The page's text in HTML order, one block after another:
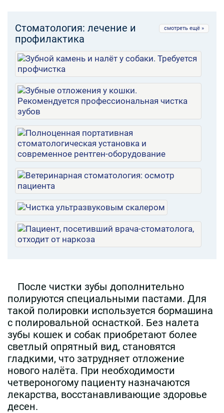
смотреть ещё »
Стоматология: лечение и
профилактика
После чистки зубы дополнительно
полируются специальными пастами. Для
такой полировки используется бормашина
с полировальной оснасткой. Без налета
зубы кошек и собак приобретают более
светлый опрятный вид, становятся
гладкими, что затрудняет отложение
нового налёта. При необходимости
четвероногому пациенту назначаются
лекарства, восстанавливающие здоровье
десен.